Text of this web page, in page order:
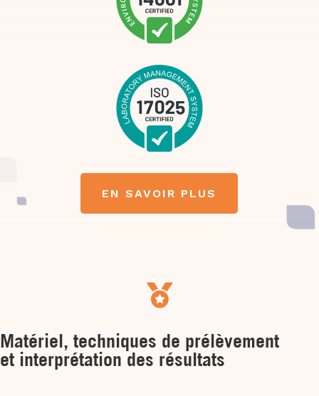
EN SAVOIR PLUS

Matériel, techniques de prélèvement
et interprétation des résultats